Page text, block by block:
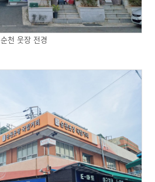
순천 웃장 전경